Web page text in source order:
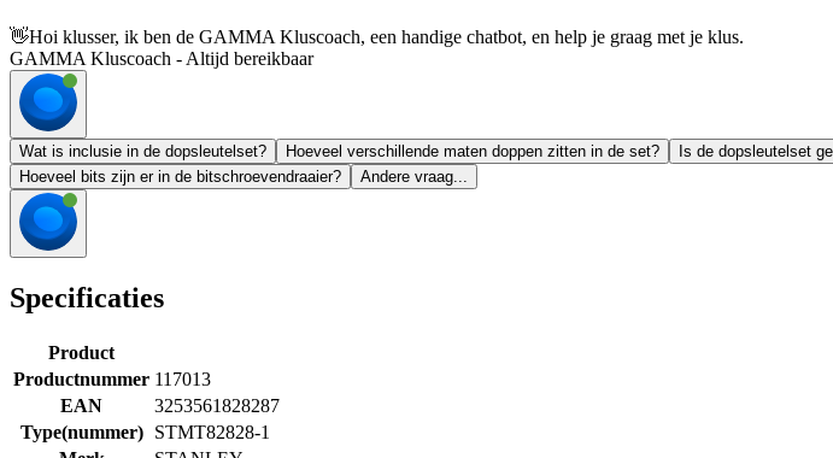
👋Hoi klusser, ik ben de GAMMA Kluscoach, een handige chatbot, en help je graag met je klus.
GAMMA Kluscoach - Altijd bereikbaar
Wat is inclusie in de dopsleutelset? Hoeveel verschillende maten doppen zitten in de set? Is de dopsleutelset
Hoeveel bits zijn er in de bitschroevendraaier?
Andere vraag...
Specificaties
Product
Productnummer 117013
EAN
3253561828287
Type(nummer)
STMT82828-1